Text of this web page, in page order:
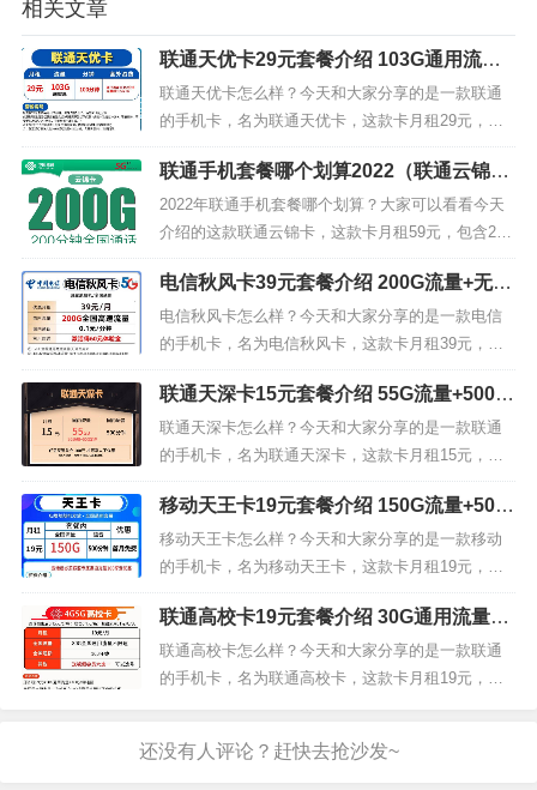
相关文章
联通天优卡29元套餐介绍 103G通用流量+
100分钟通话
联通天优卡怎么样？今天和大家分享的是一款联通
的手机卡，名为联通天优卡，这款卡月租29元，包
含103G通用流量，无定向流量，100分钟通话。我
们来看下联通天优卡29元套餐的详细介绍。 联通天
优卡套餐内容套餐内：月租29元，103G通用流量，
100分钟通话套餐外：流量5元/G，通话0.15元/分
钟，短彩...
联通手机套餐哪个划算2022（联通云锦卡
59元套餐）
2022年联通手机套餐哪个划算？大家可以看看今天
介绍的这款联通云锦卡，这款卡月租59元，包含200
G通用流量，无定向流量，200分钟通话。200G的流
量一个足够我们日常使用了，而且是通用流量，我
们来看下联通云锦卡59元套餐的详细介绍。联通云
锦卡套餐内容套餐内：月租59元，200G通用流量，
200分钟...
电信秋风卡39元套餐介绍 200G流量+无免
费通话+送话费
电信秋风卡怎么样？今天和大家分享的是一款电信
的手机卡，名为电信秋风卡，这款卡月租39元，包
含170G通用流量，30G定向流量，套内无免费通话
但送60元话费。我们来看下电信秋风卡39元套餐的
详细介绍。电信秋风卡套餐内容套餐内：月租39
元，170G通用流量，30G定向流量套餐外：流量5
元/G，通话0.1...
联通天深卡15元套餐介绍 55G流量+500分
钟通话+首月免费
联通天深卡怎么样？今天和大家分享的是一款联通
的手机卡，名为联通天深卡，这款卡月租15元，包
含56G通用流量，50G定向流量，500分钟通话。我
们来看下联通天深卡15元套餐的详细介绍。联通天
深卡套餐内容套餐内：月租15元，5G通用流量，50
G定向流量，500分钟通话套餐外：流量5元/G，通
话0.1元/...
移动天王卡19元套餐介绍 150G流量+500
分钟通话+首月免费
移动天王卡怎么样？今天和大家分享的是一款移动
的手机卡，名为移动天王卡，这款卡月租19元，包
含120G通用流量，30G定向流量，500分钟通话且首
月免费。我们来看下移动天王卡19元套餐的详细介
绍。移动天王卡套餐内容套餐内：月租19元，120G
通用流量，30G定向流量，500分钟通话套餐外：流
联通高校卡19元套餐介绍 30G通用流量+1
00分钟通话
联通高校卡怎么样？今天和大家分享的是一款联通
的手机卡，名为联通高校卡，这款卡月租19元，包
卡套餐内容套餐内：月租19元，30G通用流量，100